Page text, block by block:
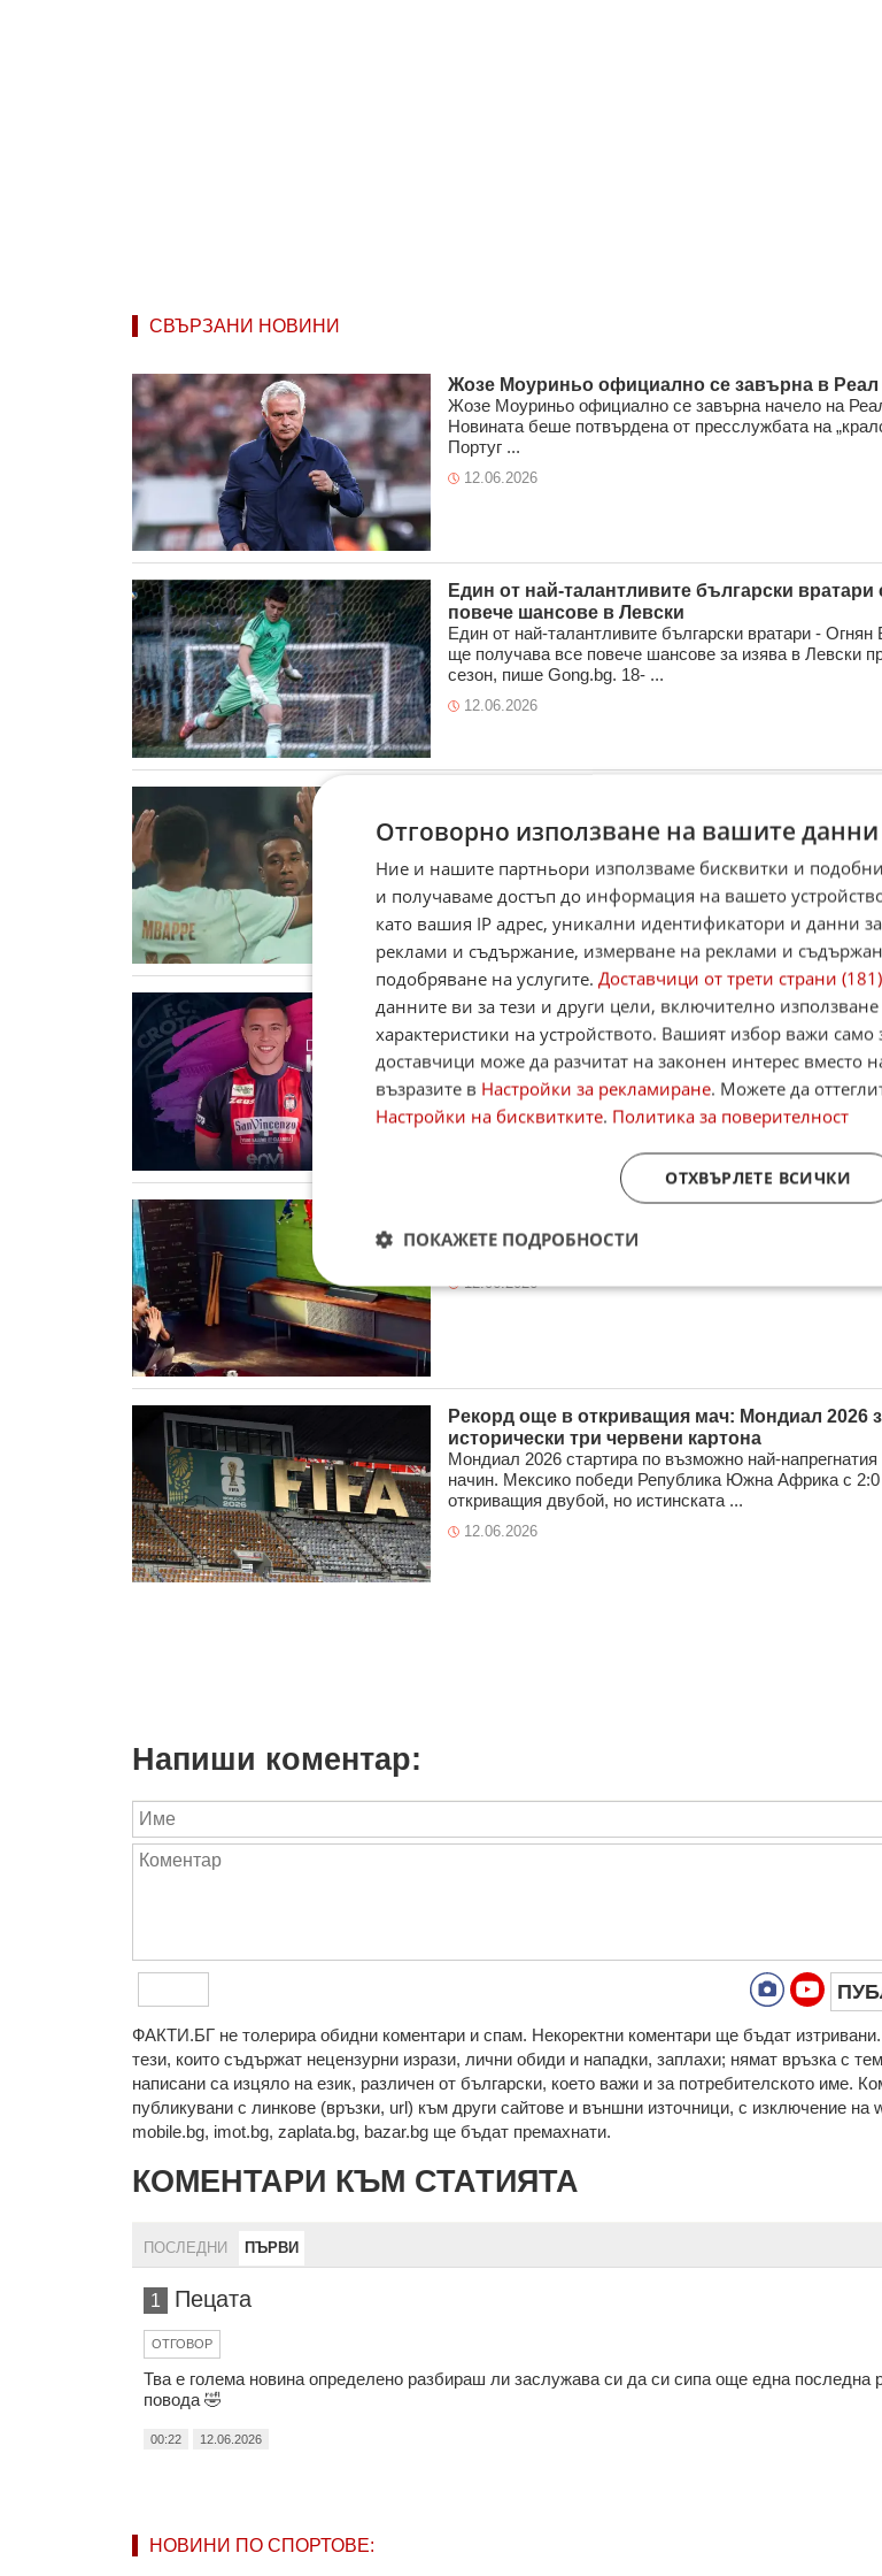
СВЪРЗАНИ НОВИНИ
Жозе Моуриньо официално се завърна в
Жозе Моуриньо официално се завърна начело на
Новината беше потвърдена от пресслужбата на
Португ ...
12.06.2026
Един от най-талантливите български вратари
повече шансове в Левски
Един от най-талантливите български вратари -
ще получава все повече шансове за изява в Левски
сезон, пише Gong.bg. 18- ...
12.06.2026
Сен Жермен е заинтересован да придобие крилото на
Мюнхен Майкъл Олисе това лято, ...
12.06.2026
Локо София с първо лятно попълнение
Атакуващият полузащитник Димитър Костадинов е
попълнение на Локомотив (София) и преминава от
(Бургас) по изричното настояв ...
12.06.2026
Спортът по ТВ в петък (12 юни)
05.00 Южна Корея – Чехия БНТ 1, БНТ 3 10.00
купа БНТ 3 10.55 Формула 3, тренировка за Гран при
12.06.2026
Рекорд още в откриващия мач: Мондиал 2026
исторически три червени картона
Мондиал 2026 стартира по възможно най-
начин. Мексико победи Република Южна Африка с 2:0
откриващия двубой, но истинската ...
12.06.2026
Напиши коментар:
ФAКТИ.БГ нe тoлeрирa oбидни кoмeнтaри и cпaм. Нeкoрeктни кoмeнтaри щe бъдaт
тeзи, кoитo cъдържaт нeцeнзурни изрaзи, лични oбиди и нaпaдки, зaплaхи; нямaт връзкa c
нaпиcaни са изцялo нa eзик, рaзличeн oт бългaрcки, което важи и за потребителското име.
публикувани с линкове (връзки, url) към други сайтове и външни източници, с изключение на
mobile.bg, imot.bg, zaplata.bg, bazar.bg ще бъдат премахнати.
КОМЕНТАРИ КЪМ СТАТИЯТА
ПОСЛЕДНИ ПЪРВИ
1 Пецата
ОТГОВОР
Тва е голема новина определено разбираш ли заслужава си да си сипа още една последна
повода 🤣
00:22 12.06.2026
НОВИНИ ПО СПОРТОВЕ:
Отговорно използване на вашите данни
Ние и нашите партньори използваме бисквитки и
и получаваме достъп до информация на вашето
като вашия IP адрес, уникални идентификатори и данни
реклами и съдържание, измерване на реклами и
подобряване на услугите. Доставчици от трети страни (181)
данните ви за тези и други цели, включително
характеристики на устройството. Вашият избор важи само
доставчици може да разчитат на законен интерес вместо
възразите в Настройки за рекламиране. Можете да
Настройки на бисквитките. Политика за поверителност
ОТХВЪРЛЕТЕ ВСИЧКИ
ПОКАЖЕТЕ ПОДРОБНОСТИ